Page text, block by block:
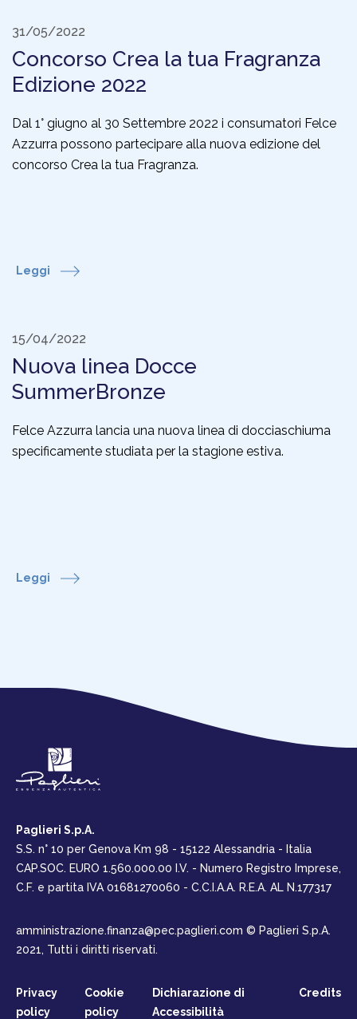
31/05/2022
Concorso Crea la tua Fragranza
Edizione 2022
Dal 1° giugno al 30 Settembre 2022 i consumatori Felce
Azzurra possono partecipare alla nuova edizione del
concorso Crea la tua Fragranza.
Leggi
15/04/2022
Nuova linea Docce
SummerBronze
Felce Azzurra lancia una nuova linea di docciaschiuma
specificamente studiata per la stagione estiva.
Leggi
Paglieri S.p.A.
S.S. n° 10 per Genova Km 98 - 15122 Alessandria - Italia
CAP.SOC. EURO 1.560.000.00 I.V. - Numero Registro Imprese,
C.F. e partita IVA 01681270060 - C.C.I.A.A. R.E.A. AL N.177317
amministrazione.finanza@pec.paglieri.com © Paglieri S.p.A.
2021, Tutti i diritti riservati.
Privacy
policy
Cookie
policy
Dichiarazione di
Accessibilità
Credits